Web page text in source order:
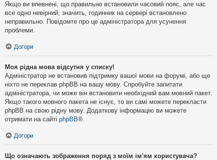
Якщо ви впевнені, що правильно встановили часовий пояс, але час
все одно невірний, значить, годинник на сервері встановлено
неправильно. Повідомте про це адміністратора для усунення
проблеми.
Догори
Моя рідна мова відсутня у списку!
Адміністратор не встановив підтримку вашої мови на форумі, або ще
ніхто не переклав phpBB на вашу мову. Спробуйте запитати
адміністратора, чи може він встановити необхідний вам мовний пакет.
Якщо такого мовного пакета не існує, то ви самі можете перекласти
phpBB на свою рідну мову. Додаткову інформацію ви можете
отримати на сайті phpBB®.
Догори
Що означають зображення поряд з моїм ім'ям користувача?